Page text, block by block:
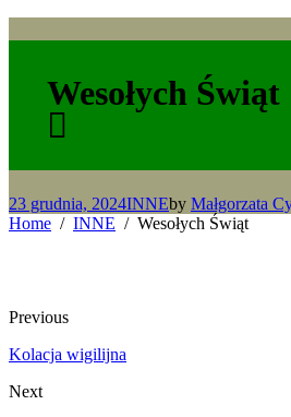
Wesołych Świąt
23 grudnia, 2024INNEby Małgorzata
Home
INNE Wesołych Świąt
Previous
Kolacja wigilijna
Next